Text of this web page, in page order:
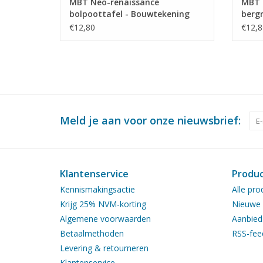
bolpoottafel - Bouwtekening
Schaal 1 : N/A (45.40.010)
€12,80
Meld je aan voor onze nieuwsbrief:
Klantenservice
Kennismakingsactie
Krijg 25% NVM-korting
Algemene voorwaarden
Betaalmethoden
Levering & retourneren
Alle
RSS-